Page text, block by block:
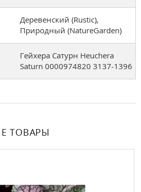
Деревенский (Rustic),
Природный (NatureGarden)
Гейхера Сатурн Heuchera
Saturn 0000974820 3137-1396
ТОВАРЫ